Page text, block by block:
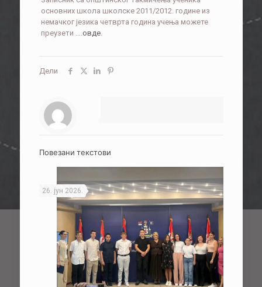
основних школа школске 2011/2012. године из
немачког језика четврта година учења можете
преузети ….овде.
Дели
Повезани текстови
26. јун 2026.